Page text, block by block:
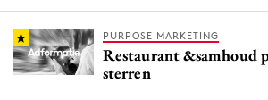
PURPOSE MARKETING
Restaurant &samhoud
sterren